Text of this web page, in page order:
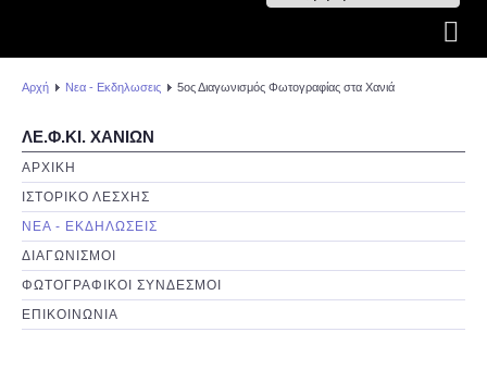
...
Αρχή Νεα - Εκδηλωσεις 5ος Διαγωνισμός Φωτογραφίας στα Χανιά
ΛΕ.Φ.ΚΙ. ΧΑΝΙΩΝ
ΑΡΧΙΚΗ
ΙΣΤΟΡΙΚΟ ΛΕΣΧΗΣ
ΝΕΑ - ΕΚΔΗΛΩΣΕΙΣ
ΔΙΑΓΩΝΙΣΜΟΙ
ΦΩΤΟΓΡΑΦΙΚΟΙ ΣΥΝΔΕΣΜΟΙ
ΕΠΙΚΟΙΝΩΝΙΑ